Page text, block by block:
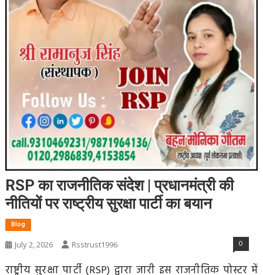
RSP का राजनीतिक संदेश | प्रधानमंत्री की
नीतियों पर राष्ट्रीय सुरक्षा पार्टी का बयान
Blog
July 2, 2026
Rsstrust1996 0
राष्ट्रीय सुरक्षा पार्टी (RSP) द्वारा जारी इस राजनीतिक पोस्टर में